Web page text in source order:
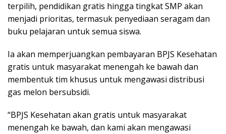
terpilih, pendidikan gratis hingga tingkat SMP akan
menjadi prioritas, termasuk penyediaan seragam dan
buku pelajaran untuk semua siswa.
Ia akan memperjuangkan pembayaran BPJS Kesehatan
gratis untuk masyarakat menengah ke bawah dan
membentuk tim khusus untuk mengawasi distribusi
gas melon bersubsidi.
“BPJS Kesehatan akan gratis untuk masyarakat
menengah ke bawah, dan kami akan mengawasi